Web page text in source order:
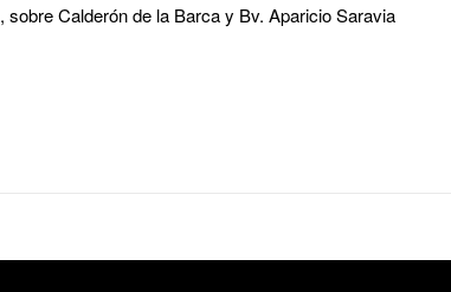
Calderón de la Barca y Bv. Aparicio Saravia